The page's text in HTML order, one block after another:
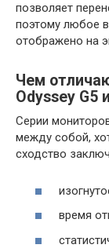
позволяет
поэтому любое
отображено на
Чем
Odyssey G5
Серии
между собой,
сходство
время